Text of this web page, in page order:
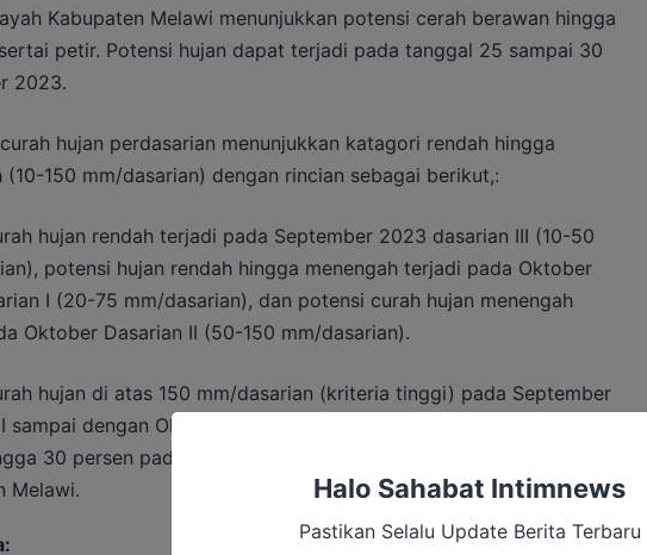
Kabupaten Melawi menunjukkan potensi cerah berawan hingga
petir. Potensi hujan dapat terjadi pada tanggal 25 sampai 30
2023.
hujan perdasarian menunjukkan katagori rendah hingga
(10-150 mm/dasarian) dengan rincian sebagai berikut,:
hujan rendah terjadi pada September 2023 dasarian III (10-50
potensi hujan rendah hingga menengah terjadi pada Oktober
I (20-75 mm/dasarian), dan potensi curah hujan menengah
Oktober Dasarian II (50-150 mm/dasarian).
hujan di atas 150 mm/dasarian (kriteria tinggi) pada September
sampai dengan Oktober dasarian II dengan peluang sebesar 10
30 persen pada Oktober dasarian II di seluruh wilayah
Melawi.
Halo Sahabat Intimnews
Pastikan Selalu Update Berita Terbaru